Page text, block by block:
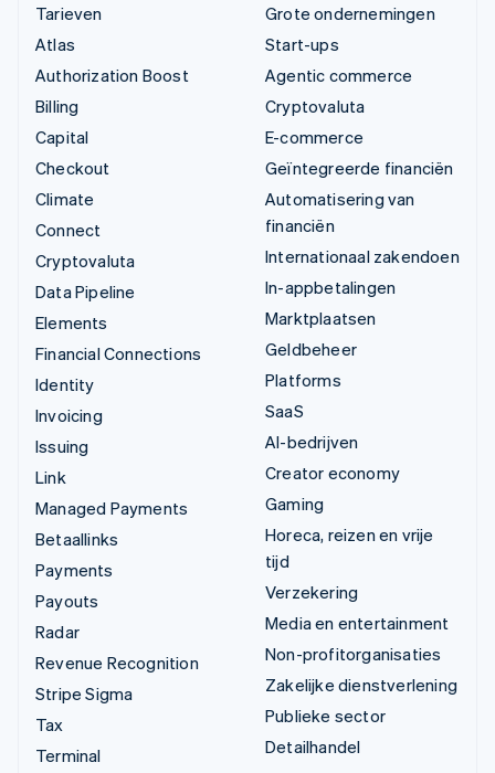
Tarieven
Atlas
Authorization Boost
Billing
Capital
Checkout
Climate
Connect
Cryptovaluta
Data Pipeline
Elements
Financial Connections
Identity
Invoicing
Issuing
Link
Managed Payments
Betaallinks
Payments
Payouts
Radar
Revenue Recognition
Stripe Sigma
Tax
Terminal
Grote ondernemingen
Start-ups
Agentic commerce
Cryptovaluta
E-commerce
Geïntegreerde financiën
Automatisering van
financiën
Internationaal zakendoen
In-appbetalingen
Marktplaatsen
Geldbeheer
Platforms
SaaS
AI-bedrijven
Creator economy
Gaming
Horeca, reizen en vrije
tijd
Verzekering
Media en entertainment
Non-profitorganisaties
Zakelijke dienstverlening
Publieke sector
Detailhandel